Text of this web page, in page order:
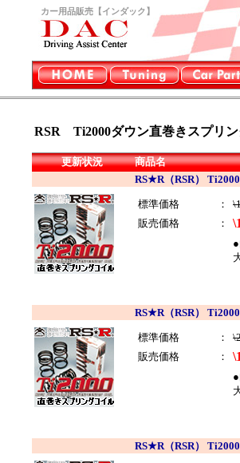
カー用品販売【インダック】
RSR Ti2000ダウン直巻きスプリン
更新状況
商品名
RS★R（RSR）
標準価格 ：
販売価格
：
RS★R（RSR）
標準価格 ：
販売価格
：
RS★R（RSR）